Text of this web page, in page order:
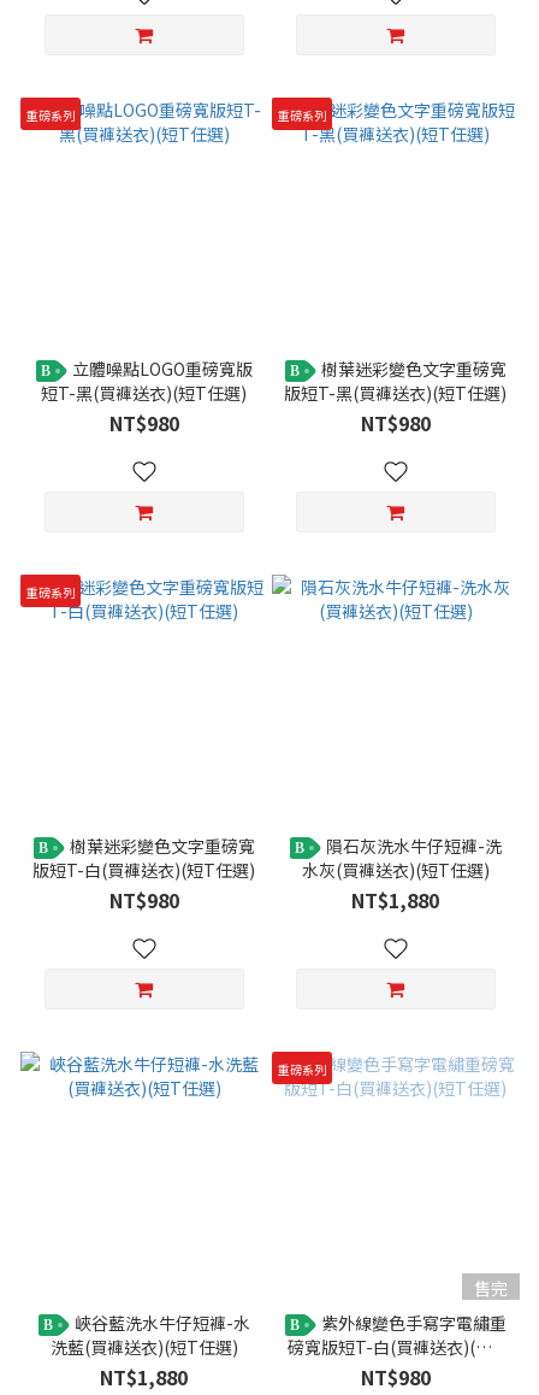
重磅系列
B
短T-黑(買褲送衣)(短T任選)
NT$980
重磅系列
B
版短T-黑(買褲送衣)(短T任選)
NT$980
重磅系列
B
版短T-白(買褲送衣)(短T任選)
NT$980
B
水灰(買褲送衣)(短T任選)
NT$1,880
B
洗藍(買褲送衣)(短T任選)
NT$1,880
重磅系列
售完
B
磅寬版短T-白(買褲送衣)(短T
任選)
NT$980